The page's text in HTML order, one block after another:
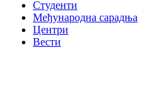
Студенти
Међународна сарадња
Центри
Вести